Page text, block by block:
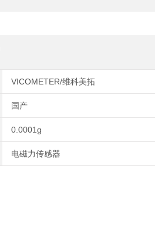
VICOMETER/维科美拓
国产
0.0001g
电磁力传感器